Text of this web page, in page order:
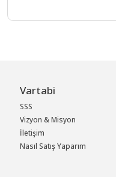
Vartabi
SSS
Vizyon & Misyon
İletişim
Nasıl Satış Yaparım